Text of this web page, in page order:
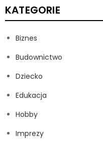
KATEGORIE
Biznes
Budownictwo
Dziecko
Edukacja
Hobby
Imprezy